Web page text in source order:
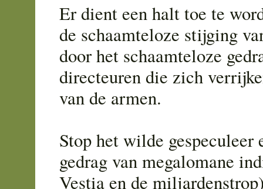
Er dient een halt toe te
de schaamteloze stijging
door het schaamteloze
directeuren die zich
van de armen.
Stop het wilde gespeculeer
gedrag van megalomane
Vestia en de